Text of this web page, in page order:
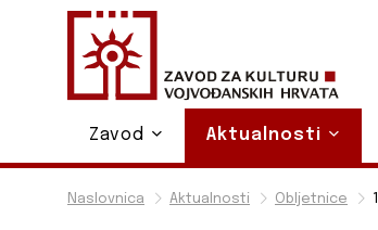
Naslovnica Aktualnosti Obljetnice
Zavod Aktualnosti